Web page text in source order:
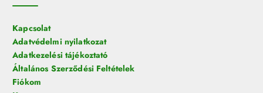
Kapcsolat
Adatvédelmi nyilatkozat
Adatkezelési tájékoztató
Általános Szerződési Feltételek
Fiókom